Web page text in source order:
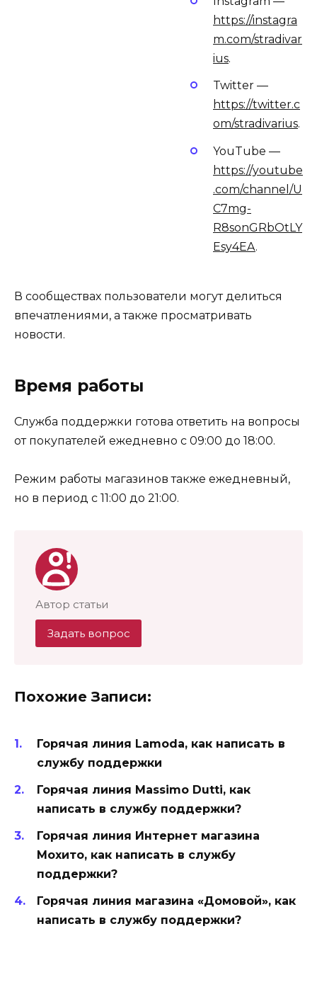
https://instagra
m.com/stradivar
ius.
Twitter —
https://twitter.c
om/stradivarius.
YouTube —
https://youtube
.com/channel/U
C7mg-
R8sonGRbOtLY
Esy4EA.
В сообществах пользователи могут делиться
впечатлениями, а также просматривать
новости.
Время работы
Служба поддержки готова ответить на вопросы
от покупателей ежедневно с 09:00 до 18:00.
Режим работы магазинов также ежедневный,
но в период с 11:00 до 21:00.
Автор статьи
Задать вопрос
Похожие Записи:
Горячая линия Lamoda, как написать в
службу поддержки
Горячая линия Massimo Dutti, как
написать в службу поддержки?
Горячая линия Интернет магазина
Мохито, как написать в службу
поддержки?
Горячая линия магазина «Домовой», как
написать в службу поддержки?